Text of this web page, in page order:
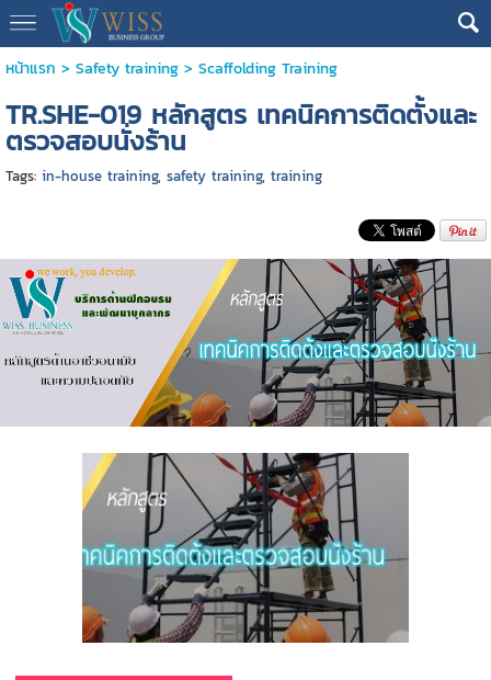
หน้าแรก > Safety training> Scaffolding Training
TR.SHE-019 หลักสูตร เทคนิคการติดตั้งและ
ตรวจสอบนั่งร้าน
Tags: in-house training, safety training, training